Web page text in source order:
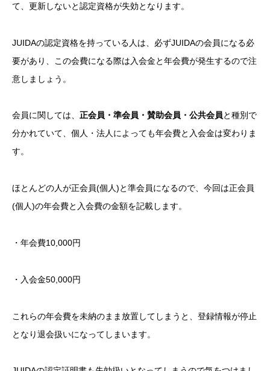
て、更新しないと認定資格が失効となります。
JUIDAの認定資格を持っている人は、必ずJUIDAの会員になる必
要があり、この会費になる際は入会金と年会費が発生するので注
意しましょう。
会員に関しては、 正会員・準会員・賛助会員・公共会員と種別で
分かれていて、個人・法人によっても年会費と入会金は変わりま
す。
ほとんどの人が正会員(個人)と準会員になるので、今回は正会員
(個人)の年会費と入会費の金額を記載します。
・年会費10,000円
・入会金50,000円
これらの年会費を未納のまま放置してしまうと、登録情報が停止
となり退会扱いになってしまいます。